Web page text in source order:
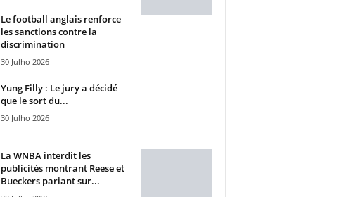
Le football anglais renforce
les sanctions contre la
discrimination
30 Julho 2026
Yung Filly : Le jury a décidé
que le sort du...
30 Julho 2026
La WNBA interdit les
publicités montrant Reese et
Bueckers pariant sur...